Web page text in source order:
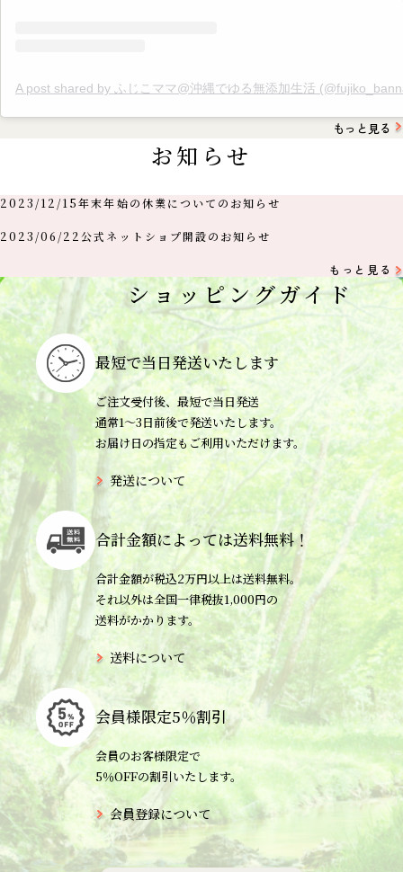
A post shared by ふじこママ@沖縄でゆる無添加生活
もっと見る
お知らせ
2023/12/15年末年始の休業についてのお知らせ
2023/06/22公式ネットショプ開設のお知らせ
もっと見る
ショッピングガイド
最短で当日発送いたします
ご注文受付後、最短で当日発送
通常1〜3日前後で発送いたします。
お届け日の指定もご利用いただけます。
発送について
合計金額によっては送料無料！
合計金額が税込2万円以上は送料無料。
それ以外は全国一律税抜1,000円の
送料がかかります。
送料について
会員様限定5％割引
会員のお客様限定で
5％OFFの割引いたします。
会員登録について